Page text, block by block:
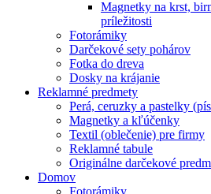
Magnetky na krst,
príležitosti
Fotorámiky
Darčekové sety pohárov
Fotka do dreva
Dosky na krájanie
Reklamné predmety
Perá, ceruzky a pastelky
Magnetky a kľúčenky
Textil (oblečenie) pre firmy
Reklamné tabule
Originálne darčekové
Domov
Fotorámiky